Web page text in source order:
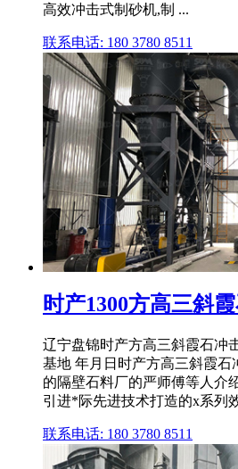
高效冲击式制砂机,制 ...
联系电话: 180 3780 8511
时产1300方高三斜
辽宁盘锦时产方高三斜霞石冲
基地 年月日时产方高三斜霞石
的隔壁石料厂的严师傅等人介
引进*际先进技术打造的x系列
联系电话: 180 3780 8511